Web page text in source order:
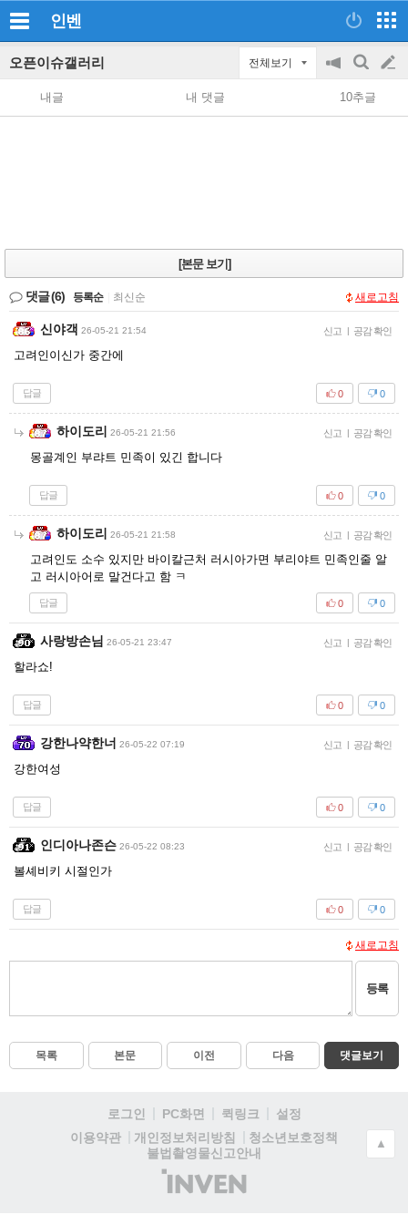
인벤
오픈이슈갤러리 전체보기
공
지
on/off
검
색
글
쓰
내글 내 댓글 10추글
[본문 보기]
댓글(6) 등록순 최신순 새로고침
신야객 26-05-21 21:54 신고 | 공감 확인
고려인이신가 중간에
답글 0
0
하이도리 26-05-21 21:56 신고 | 공감 확인
몽골계인 부랴트 민족이 있긴 합니다
답글 0
0
하이도리 26-05-21 21:58 신고 | 공감 확인
고려인도 소수 있지만 바이칼근처 러시아가면 부리야트 민족인줄 알
고 러시아어로 말건다고 함 ㅋ
답글 0
0
사랑방손님 26-05-21 23:47 신고 | 공감 확인
할라쇼!
답글 0
0
강한나약한너 26-05-22 07:19 신고 | 공감 확인
강한여성
답글 0
0
인디아나존슨 26-05-22 08:23 신고 | 공감 확인
볼셰비키 시절인가
답글 0
0
새로고침
등록
목록 본문 이전 다음 댓글보기
로그인 PC화면 퀵링크
설정
이용약관
개인정보처리방침
청소년보호정책
불법촬영물신고안내
(주)
인
▲